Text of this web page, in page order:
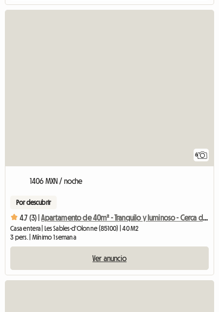
6
1406 MXN / noche
Por descubrir
4.7 (3) | Apartamento de 40m² - Tranquilo y luminoso - Cerca del mar y de la estación de tren
Casa entera | Les Sables-d'Olonne (85100) | 40 M2
3 pers. | Mínimo 1 semana
Ver anuncio